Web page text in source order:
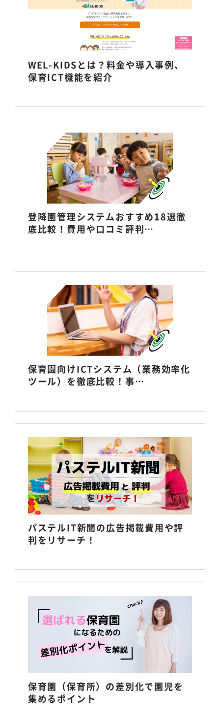
WEL-KIDSとは？料金や導入事例、
保育ICT機能を紹介
登降園管理システムおすすめ18選徹
底比較！費用や口コミ評判…
保育園向けICTシステム（業務効率化
ツール）を徹底比較！事…
パステルIT新聞の広告掲載費用や評
判をリサーチ！
保育園（保育所）の差別化で園児を
集めるポイント